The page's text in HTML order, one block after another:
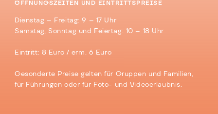
ÖFFNUNGSZEITEN UND EINTRITTSPREISE
Dienstag – Freitag: 9 – 17 Uhr
Samstag, Sonntag und Feiertag: 10 – 18 Uhr
Eintritt: 8 Euro / erm. 6 Euro
Gesonderte Preise gelten für Gruppen und Familien,
für Führungen oder für Foto- und Videoerlaubnis.